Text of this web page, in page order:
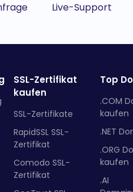
Live-Support
SSL-Zertifikat
kaufen
SSL-Zertifikate
RapidSSL SSL-
Zertifikat
Comodo SSL-
Zertifikat
Top
.COM
kaufen
.NET
.ORG
kaufen
.AI